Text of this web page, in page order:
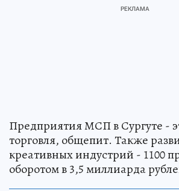
Предприятия МСП в Сургуте -
торговля, общепит. Также
креативных индустрий - 1100
оборотом в 3,5 миллиарда